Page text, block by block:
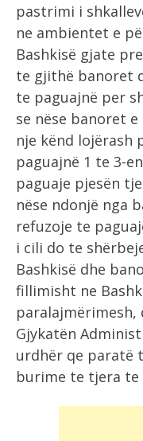
pastrimi i
ne ambientet e
Bashkisë gjate
te gjithë banoret
te paguajnë per
se nëse banoret
nje kënd lojërash
paguajnë 1 te 3-
paguaje pjesën
nëse ndonjë nga
refuzoje te
i cili do te
Bashkisë dhe
fillimisht ne
paralajmërimesh,
Gjykatën
urdhër qe paratë
burime te tjera te